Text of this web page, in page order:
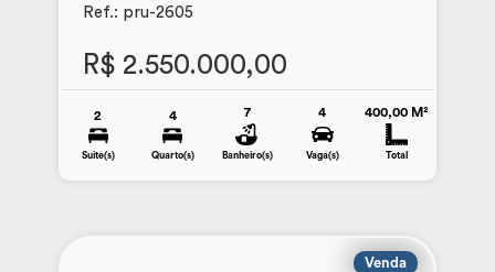
Ref.: pru-2605
R$ 2.550.000,00
2
Suite(s)
4
Quarto(s)
7
Banheiro(s)
4
Vaga(s)
400,00 M²
Total
Venda